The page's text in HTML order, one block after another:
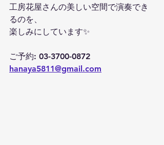
工房花屋さんの美しい空間で演奏でき
るのを、
楽しみにしています✨
ご予約: 03-3700-0872
hanaya5811@gmail.com